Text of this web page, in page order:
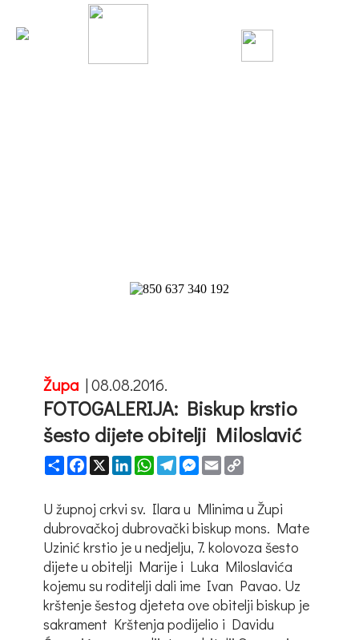
Župa |08.08.2016.
FOTOGALERIJA: Biskup krstio
šesto dijete obitelji Miloslavić
ShareFacebook
X LinkedInWhatsApp
TelegramMessenger
Email
U župnoj crkvi sv. Ilara u Mlinima u Župi
dubrovačkoj dubrovački biskup mons. Mate
Uzinić krstio je u nedjelju, 7. kolovoza šesto
dijete u obitelji Marije i Luka Miloslavića
kojemu su roditelji dali ime Ivan Pavao. Uz
krštenje šestog djeteta ove obitelji biskup je
sakrament Krštenja podijelio i Davidu